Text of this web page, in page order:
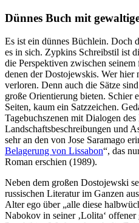
Dünnes Buch mit
Es ist ein dünnes Büchlein. Doch
es in sich. Zypkins Schreibstil ist
die Perspektiven zwischen
denen der Dostojewskis. Wer hier
verloren. Denn auch die Sätze
große Orientierung bieten. Schier
Seiten, kaum ein Satzzeichen.
Tagebuchszenen mit Dialogen
Landschaftsbeschreibungen und
sehr an den von Jose Saramago
Belagerung von Lissabon“, das
Roman erschien (1989).
Neben dem großen Dostojewski
russischen Literatur im Ganzen
Alter ego über „alle diese
Nabokov in seiner ‚Lolita‘ offener